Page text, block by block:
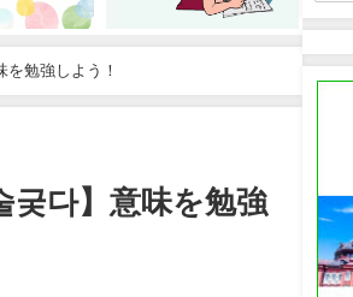
勉強しよう！
궂다】意味を勉強